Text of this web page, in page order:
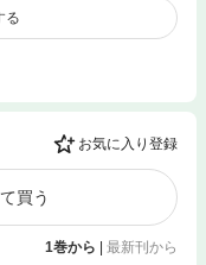
る
お気に入り登録
買う
1巻から | 最新刊から